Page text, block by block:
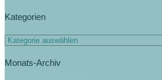
Kategorien
Monats-Archiv